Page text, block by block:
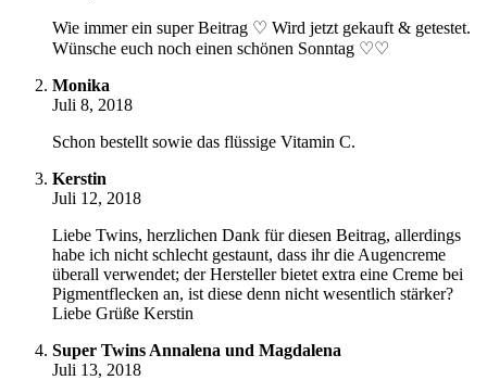
Wie immer ein super Beitrag ♡ Wird jetzt gekauft & getestet.
Wünsche euch noch einen schönen Sonntag ♡♡
Monika
Juli 8, 2018
Schon bestellt sowie das flüssige Vitamin C.
Kerstin
Juli 12, 2018
Liebe Twins, herzlichen Dank für diesen Beitrag, allerdings
habe ich nicht schlecht gestaunt, dass ihr die Augencreme
überall verwendet; der Hersteller bietet extra eine Creme bei
Pigmentflecken an, ist diese denn nicht wesentlich stärker?
Liebe Grüße Kerstin
Super Twins Annalena und Magdalena
Juli 13, 2018